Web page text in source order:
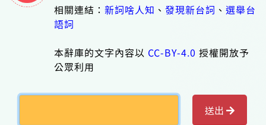
相關連結：新詞啥人知 、發現新台詞 、選舉台
語詞
本辭庫的文字內容以 CC-BY-4.0 授權開放予
公眾利用
送出